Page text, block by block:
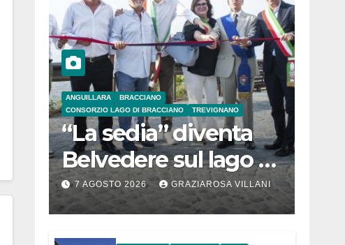
ANGUILLARA
BRACCIANO
CONSORZIO LAGO DI BRACCIANO
TREVIGNANO
“La sedia” diventa
Belvedere sul lago di
Bracciano: ieri
l’inaugurazione
7 AGOSTO 2026 GRAZIAROSA VILLANI